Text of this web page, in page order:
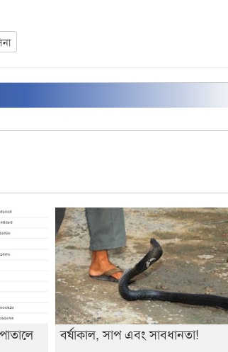
বর্ষাকাল, সাপ এবং সাবধানতা!